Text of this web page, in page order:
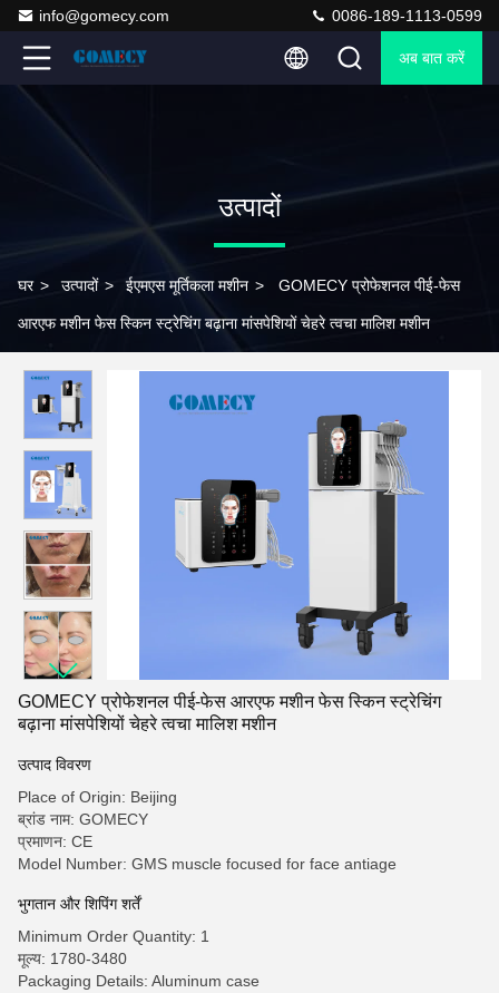
info@gomecy.com 0086-189-1113-0599
अब बात करें
उत्पादों
घर > उत्पादों > ईएमएस मूर्तिकला मशीन > GOMECY प्रोफेशनल पीई-फेस
आरएफ मशीन फेस स्किन स्ट्रेचिंग बढ़ाना मांसपेशियों चेहरे त्वचा मालिश मशीन
GOMECY प्रोफेशनल पीई-फेस आरएफ मशीन फेस स्किन स्ट्रेचिंग
बढ़ाना मांसपेशियों चेहरे त्वचा मालिश मशीन
उत्पाद विवरण
Place of Origin: Beijing
ब्रांड नाम: GOMECY
प्रमाणन: CE
Model Number: GMS muscle focused for face antiage
भुगतान और शिपिंग शर्तें
Minimum Order Quantity: 1
मूल्य: 1780-3480
Packaging Details: Aluminum case